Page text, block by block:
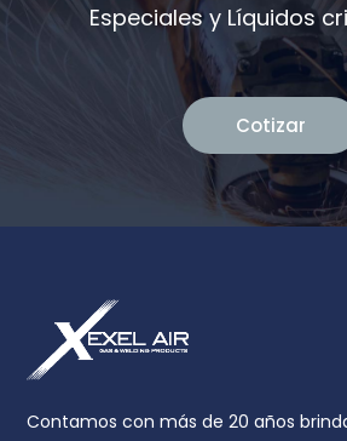
Especiales y Líquidos
Cotizar
Contamos con más de 20 años